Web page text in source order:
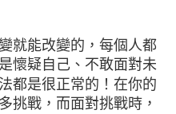
就能改變的，每個人都
懷疑自己、不敢面對未
都是很正常的！在你的
挑戰，而面對挑戰時，